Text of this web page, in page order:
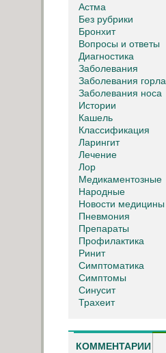
Астма
Без рубрики
Бронхит
Вопросы и ответы
Диагностика
Заболевания
Заболевания горла
Заболевания носа
Истории
Кашель
Классификация
Ларингит
Лечение
Лор
Медикаментозные
Народные
Новости медицины
Пневмония
Препараты
Профилактика
Ринит
Симптоматика
Симптомы
Синусит
Трахеит
КОММЕНТАРИИ